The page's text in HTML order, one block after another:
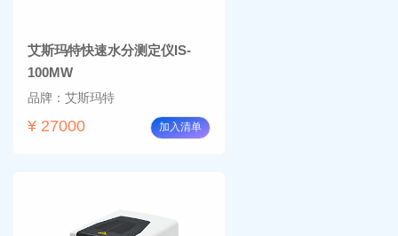
艾斯玛特快速水分测定仪IS-
100MW
品牌：艾斯玛特
¥ 27000 加入清单